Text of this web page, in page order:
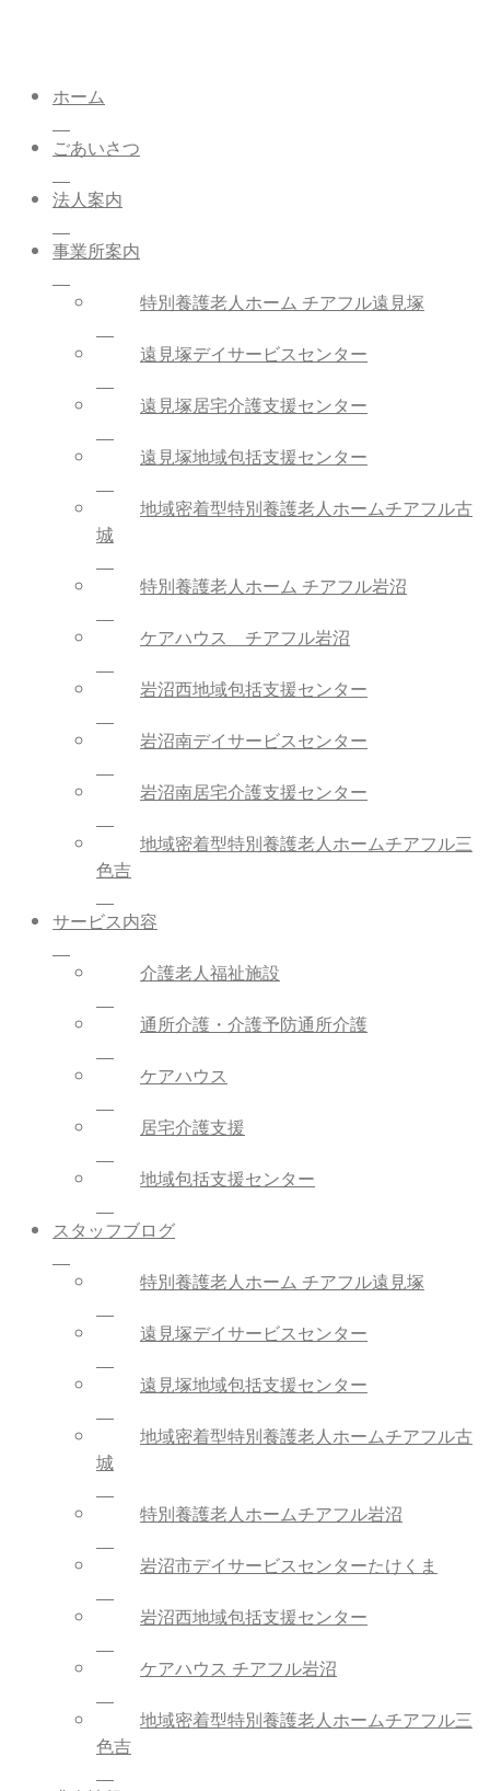
ホーム
ごあいさつ
法人案内
事業所案内
特別養護老人ホーム チアフル遠見塚
遠見塚デイサービスセンター
遠見塚居宅介護支援センター
遠見塚地域包括支援センター
地域密着型特別養護老人ホームチアフル古
城
特別養護老人ホーム チアフル岩沼
ケアハウス チアフル岩沼
岩沼西地域包括支援センター
岩沼南デイサービスセンター
岩沼南居宅介護支援センター
地域密着型特別養護老人ホームチアフル三
色吉
サービス内容
介護老人福祉施設
通所介護・介護予防通所介護
ケアハウス
居宅介護支援
地域包括支援センター
スタッフブログ
特別養護老人ホーム チアフル遠見塚
遠見塚デイサービスセンター
遠見塚地域包括支援センター
地域密着型特別養護老人ホームチアフル古
城
特別養護老人ホームチアフル岩沼
岩沼市デイサービスセンターたけくま
岩沼西地域包括支援センター
ケアハウス チアフル岩沼
地域密着型特別養護老人ホームチアフル三
色吉